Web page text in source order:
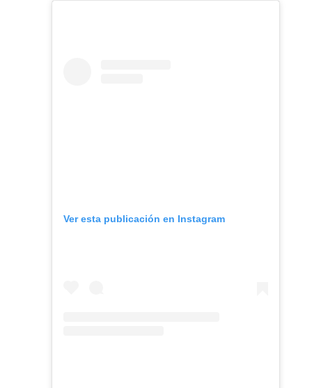
Ver esta publicación en Instagram